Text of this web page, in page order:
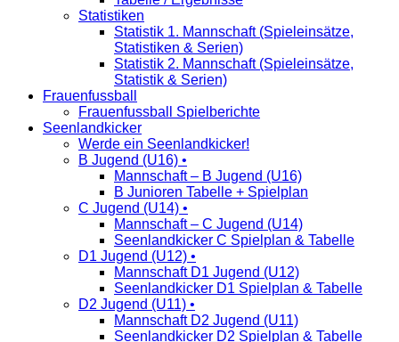
Statistiken
Statistik 1. Mannschaft (Spieleinsätze,
Statistiken & Serien)
Statistik 2. Mannschaft (Spieleinsätze,
Statistik & Serien)
Frauenfussball
Frauenfussball Spielberichte
Seenlandkicker
Werde ein Seenlandkicker!
B Jugend (U16) •
Mannschaft – B Jugend (U16)
B Junioren Tabelle + Spielplan
C Jugend (U14) •
Mannschaft – C Jugend (U14)
Seenlandkicker C Spielplan & Tabelle
D1 Jugend (U12) •
Mannschaft D1 Jugend (U12)
Seenlandkicker D1 Spielplan & Tabelle
D2 Jugend (U11) •
Mannschaft D2 Jugend (U11)
Seenlandkicker D2 Spielplan & Tabelle